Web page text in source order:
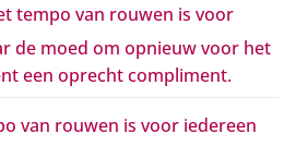
tempo van rouwen is voor
de moed om opnieuw voor het
een oprecht compliment.
van rouwen is voor iedereen